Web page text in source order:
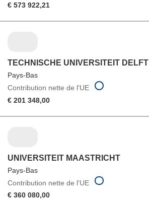
€ 573 922,21
TECHNISCHE UNIVERSITEIT DELFT
Pays-Bas
Contribution nette de l'UE
€ 201 348,00
UNIVERSITEIT MAASTRICHT
Pays-Bas
Contribution nette de l'UE
€ 360 080,00